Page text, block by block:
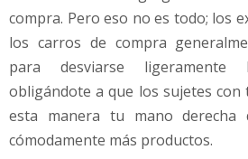
compra. Pero eso no es todo; los
los carros de compra
para desviarse ligeramente
obligándote a que los sujetes con
esta manera tu mano derecha
cómodamente más productos.